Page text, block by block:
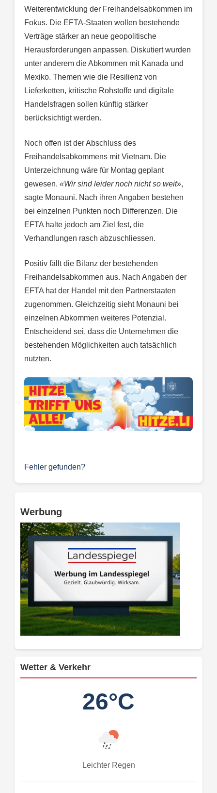
Weiterentwicklung der Freihandelsabkommen im
Fokus. Die EFTA-Staaten wollen bestehende
Verträge stärker an neue geopolitische
Herausforderungen anpassen. Diskutiert wurden
unter anderem die Abkommen mit Kanada und
Mexiko. Themen wie die Resilienz von
Lieferketten, kritische Rohstoffe und digitale
Handelsfragen sollen künftig stärker
berücksichtigt werden.
Noch offen ist der Abschluss des
Freihandelsabkommens mit Vietnam. Die
Unterzeichnung wäre für Montag geplant
gewesen. «Wir sind leider noch nicht so weit»,
sagte Monauni. Nach ihren Angaben bestehen
bei einzelnen Punkten noch Differenzen. Die
EFTA halte jedoch am Ziel fest, die
Verhandlungen rasch abzuschliessen.
Positiv fällt die Bilanz der bestehenden
Freihandelsabkommen aus. Nach Angaben der
EFTA hat der Handel mit den Partnerstaaten
zugenommen. Gleichzeitig sieht Monauni bei
einzelnen Abkommen weiteres Potenzial.
Entscheidend sei, dass die Unternehmen die
bestehenden Möglichkeiten auch tatsächlich
nutzten.
Fehler gefunden?
Werbung
Wetter & Verkehr
26°C
Leichter Regen